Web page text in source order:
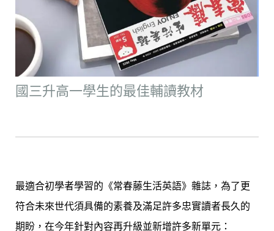
國三升高一學生的最佳輔讀教材
最適合初學者學習的《常春藤生活英語》雜誌，為了更
符合未來世代須具備的素養及滿足許多忠實讀者長久的
期盼，在今年針對內容再升級並新增許多新單元：